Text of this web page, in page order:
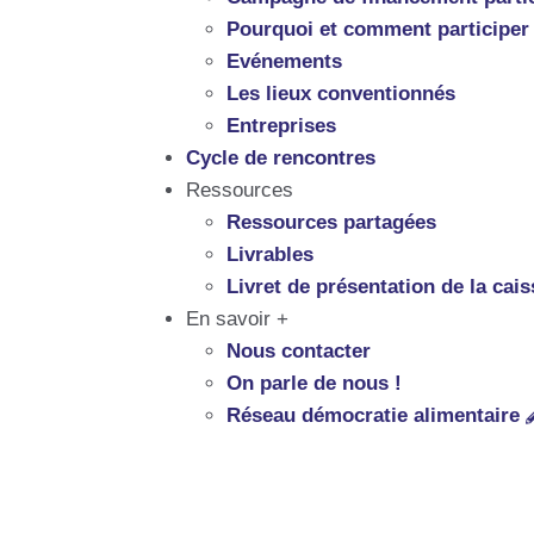
Pourquoi et comment participer
Evénements
Les lieux conventionnés
Entreprises
Cycle de rencontres
Ressources
Ressources partagées
Livrables
Livret de présentation de la
En savoir +
Nous contacter
On parle de nous !
Réseau démocratie alimentaire